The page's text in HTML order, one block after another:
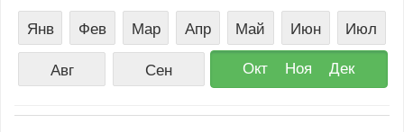
Янв Фев Мар Апр Май Июн
Июл
Авг
Сен Окт Ноя Дек